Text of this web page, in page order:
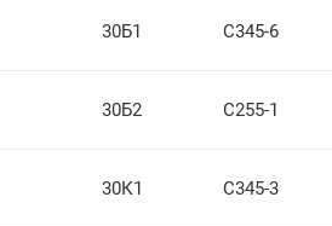
30Б1 С345-6
30Б2 С255-1
30К1 С345-3